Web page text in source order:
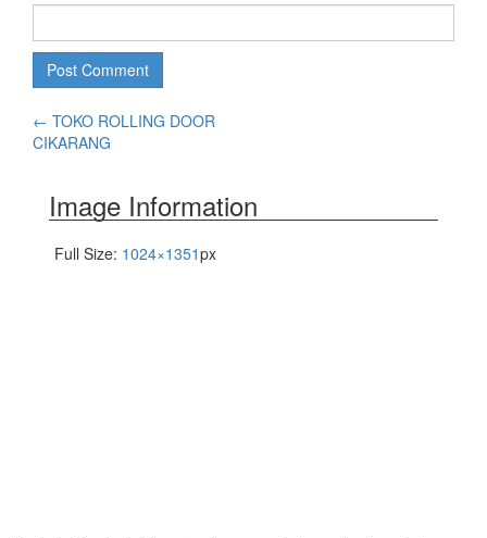
← TOKO ROLLING DOOR
CIKARANG
Image Information
Full Size: 1024×1351px